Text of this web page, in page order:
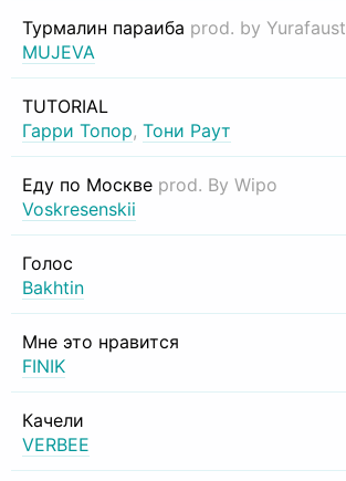
Турмалин параиба prod. by Yurafaust
MUJEVA
TUTORIAL
Гарри Топор, Тони Раут
Еду по Москве prod. By Wipo
Voskresenskii
Голос
Bakhtin
Мне это нравится
FINIK
Качели
VERBEE